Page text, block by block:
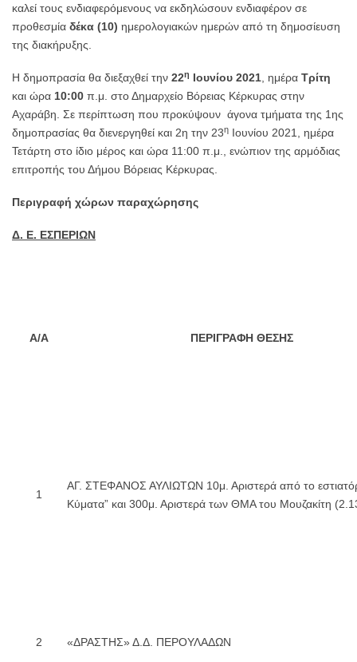
καλεί τους ενδιαφερόμενους να εκδηλώσουν ενδιαφέρον σε
προθεσμία δέκα (10) ημερολογιακών ημερών από τη δημοσίευση
της διακήρυξης.
Η δημοπρασία θα διεξαχθεί την 22η Ιουνίου 2021 , ημέρα Τρίτη
και ώρα 10:00 π.μ. στο Δημαρχείο Βόρειας Κέρκυρας στην
Αχαράβη. Σε περίπτωση που προκύψουν άγονα τμήματα της 1ης
δημοπρασίας θα διενεργηθεί και 2η την 23η Ιουνίου 2021, ημέρα
Τετάρτη στο ίδιο μέρος και ώρα 11:00 π.μ., ενώπιον της αρμόδιας
επιτροπής του Δήμου Βόρειας Κέρκυρας.
Περιγραφή χώρων παραχώρησης
Δ. Ε. ΕΣΠΕΡΙΩΝ
Α/Α ΠΕΡΙΓΡΑΦΗ ΘΕΣΗΣ
1
ΑΓ. ΣΤΕΦΑΝΟΣ ΑΥΛΙΩΤΩΝ 10μ. Αριστερά από το
Κύματα” και 300μ. Αριστερά των ΘΜΑ του Μουζακίτη
2 «ΔΡΑΣΤΗΣ» Δ.Δ. ΠΕΡΟΥΛΑΔΩΝ